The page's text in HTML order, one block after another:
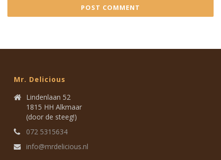
Mr. Delicious
Lindenlaan 52
1815 HH Alkmaar
(door de steeg!)
072 5315634
info@mrdelicious.nl